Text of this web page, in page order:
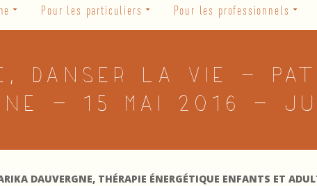
Pour les particuliers Pour les professionnels
Danser la vie –
– 15 mai 2016 –
DAUVERGNE, THÉRAPIE ÉNERGÉTIQUE ENFANTS ET